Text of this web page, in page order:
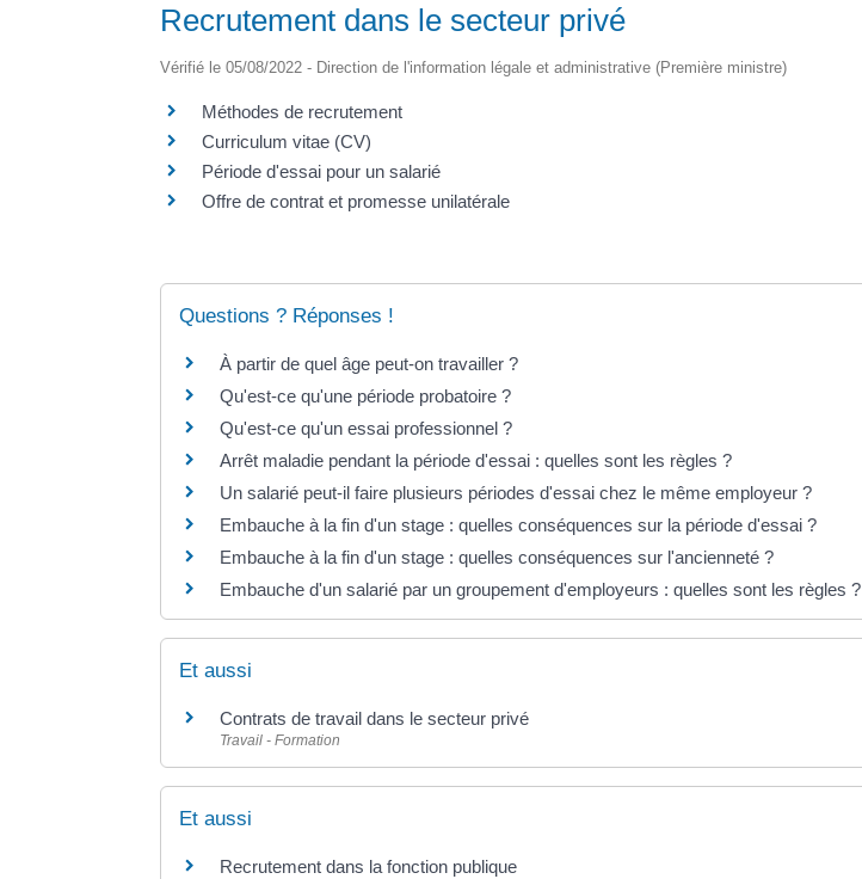
Recrutement dans le secteur privé
Vérifié le 05/08/2022 - Direction de l'information légale et administrative (Première ministre)
Méthodes de recrutement
Curriculum vitae (CV)
Période d'essai pour un salarié
Offre de contrat et promesse unilatérale
Questions ? Réponses !
À partir de quel âge peut-on travailler ?
Qu'est-ce qu'une période probatoire ?
Qu'est-ce qu'un essai professionnel ?
Arrêt maladie pendant la période d'essai : quelles sont les règles ?
Un salarié peut-il faire plusieurs périodes d'essai chez le même employeur ?
Embauche à la fin d'un stage : quelles conséquences sur la période d'essai ?
Embauche à la fin d'un stage : quelles conséquences sur l'ancienneté ?
Embauche d'un salarié par un groupement d'employeurs : quelles sont les règles ?
Et aussi
Contrats de travail dans le secteur privé
Travail - Formation
Et aussi
Recrutement dans la fonction publique